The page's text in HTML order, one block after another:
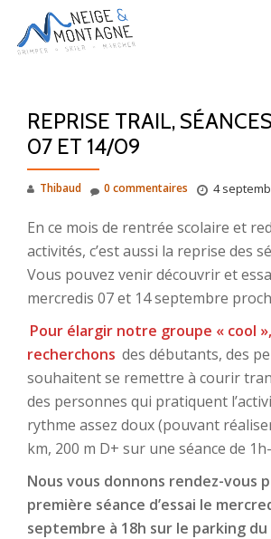
Aller
REPRISE TRAIL,
07 ET 14/09
Thibaud 4
0 commentaires
En ce mois de rentrée scolaire et
activités, c’est aussi la reprise des
Vous pouvez venir découvrir et
mercredis 07 et 14 septembre
Pour élargir notre groupe « cool
recherchons des débutants, des
souhaitent se remettre à courir
des personnes qui pratiquent
rythme assez doux (pouvant
km, 200 m D+ sur une séance de
Nous vous donnons rendez-vous
première séance d’essai le
septembre à 18h sur le parking du